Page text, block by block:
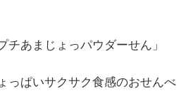
チあまじょっパウダーせん」
っぱいサクサク食感のおせんべ